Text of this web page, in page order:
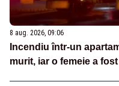
8 aug. 2026, 09:06
Incendiu într-un
murit, iar o femeie a